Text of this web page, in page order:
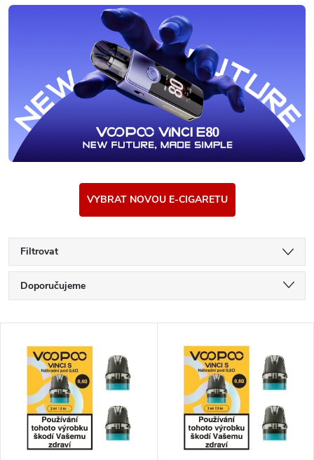
VYBRAT NOVOU E-CIGARETU
Filtrovat
Ř
a
Doporučujeme
Nejprodávanější
Abecedně
V